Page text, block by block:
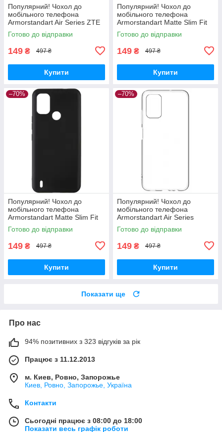
Популярний! Чохол до
мобільного телефона
Armorstandart Air Series ZTE
Blade A52 Transparent
(ARM63123) - Краща якість
Готово до відправки
149 ₴ 497 ₴
Купити
Популярний! Чохол до
мобільного телефона
Armorstandart Matte Slim Fit
Motorola E40 Camera cover
Black (ARM63050) - Краща
Готово до відправки
149 ₴ 497 ₴
Купити
–70%
Популярний! Чохол до
мобільного телефона
Armorstandart Matte Slim Fit
Nokia С21 Plus Black
(ARM62194) - Краща якість
Готово до відправки
149 ₴ 497 ₴
Купити
–70%
Популярний! Чохол до
мобільного телефона
Armorstandart Air Series
Samsung A03s (A037)
Transparent (ARM59784) -
Готово до відправки
149 ₴ 497 ₴
Купити
Показати ще
Про нас
94% позитивних з 323 відгуків за рік
Працює з 11.12.2013
м. Киев, Ровно, Запорожье
Киев, Ровно, Запорожье, Україна
Контакти
Сьогодні працює з 08:00 до 18:00
Показати весь графік роботи